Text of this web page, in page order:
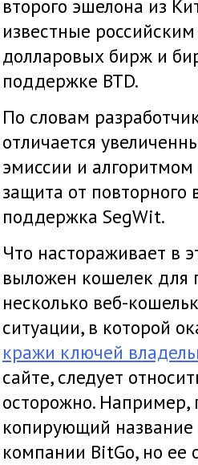
второго эшелона из
известные
долларовых бирж и
поддержке BTD.
По словам
отличается
эмиссии и
защита от повторного
поддержка SegWit.
Что настораживает в
выложен кошелек для
несколько веб-
ситуации, в которой
кражи ключей
сайте, следует
осторожно. Например,
копирующий название
компании BitGo, но ее